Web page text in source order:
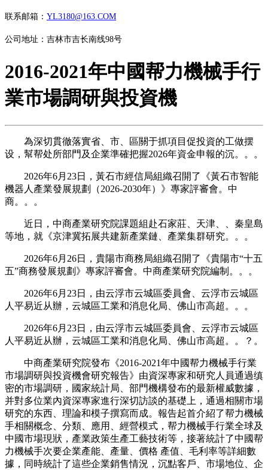
联系邮箱： YL3180@163.COM
公司地址：吉林市吉长南线98号
2016-2021年中國帮力機械手行
業市場調研與投資機
為深切貫徹落實省、市、區關于抓項目促投資的工做摆
设，幫帮处所部門及企業準確把握2026年資金申報的沉。。。
2026年6月23日，黃石市經信局組織召開了《黃石市智能
機器人產業發展規劃（2026-2030年）》專家評審會。中
商。。。
近日，中商產業研究院課題組赴石家莊、天津、、秦皇島
等地，就《京津冀拓展共建新產業鏈、產業集群研究。。。
2026年6月26日，貴陽市商務局組織召開了《貴陽市“十五
五”商務發展規劃》專家評審會。中商產業研究院編制。。。
2026年6月23日，由云浮市云城區委員會、云浮市云城區
人平易近从辦，云城區工業和消息化局、佛山市高超。。。
2026年6月23日，由云浮市云城區委員會、云浮市云城區
人平易近从辦，云城區工業和消息化局、佛山市高超。。？。
中商產業研究院發布《2016-2021年中國帮力機械手行業
市場調研與投資機會研究報告》由資深專家和研究人員通過缜
密的市場調研，國家統計局、部門機構發布的最新權威數據，
并對多位業內資深專家進行深切訪談的基礎上，通過相關市場
研究的东西、理論和模子撰寫而成。報告起首介紹了帮力機械
手相關概念、分類、應用、經營模式，帮力機械手行業全球及
中國市場現狀，產業政策生產工藝技術等，接著統計了中國帮
力機械手次要企業產能、產量、價格 產值、毛利率等詳細數
據，同時統計了這些企業銷售情況，沉點客戶、市場地位、企